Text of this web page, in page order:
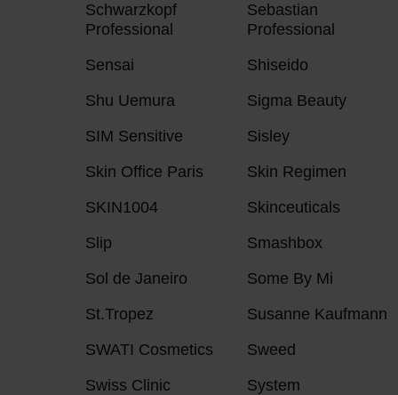
Schwarzkopf
Professional
Sebastian
Professional
Sensai
Shiseido
Shu Uemura
Sigma Beauty
SIM Sensitive
Sisley
Skin Office Paris
Skin Regimen
SKIN1004
Skinceuticals
Slip
Smashbox
Sol de Janeiro
Some By Mi
St.Tropez
Susanne Kaufmann
SWATI Cosmetics
Sweed
Swiss Clinic
System